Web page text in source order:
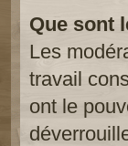
Que sont
Les
travail
ont le